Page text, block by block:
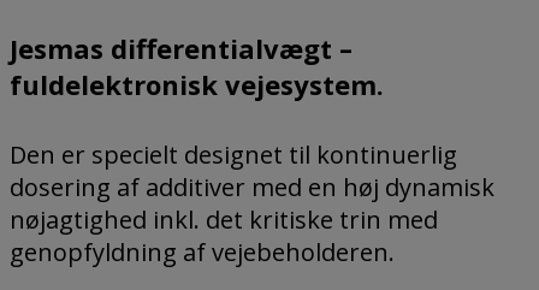
Jesmas differentialvægt –
fuldelektronisk vejesystem.
Den er specielt designet til kontinuerlig
dosering af additiver med en høj dynamisk
nøjagtighed inkl. det kritiske trin med
genopfyldning af vejebeholderen.